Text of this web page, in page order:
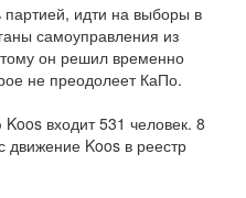
идти на выборы в
самоуправления из
он решил временно
не преодолеет КаПо.
входит 531 человек. 8
движение Koos в реестр